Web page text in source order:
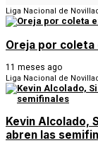
Liga Nacional de
Oreja por coleta
11 meses ago
Liga Nacional de
Kevin Alcolado,
abren las